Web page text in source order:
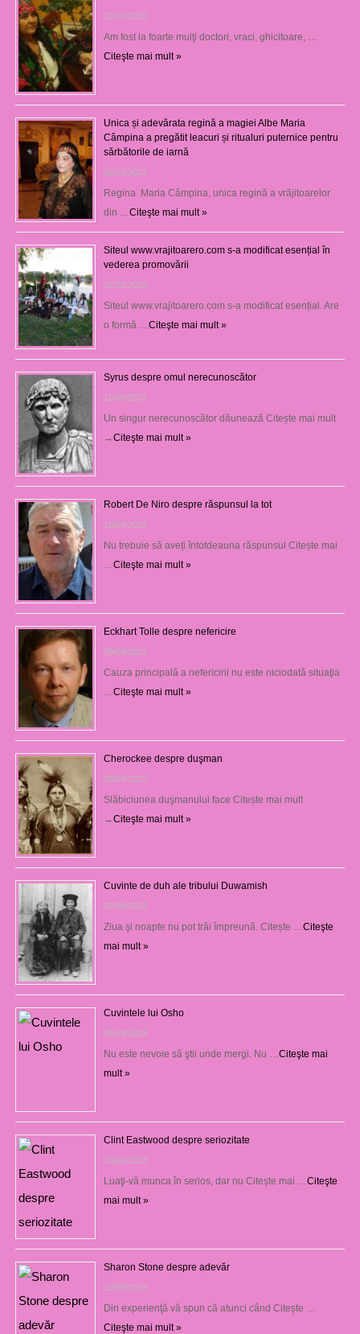
12/03/2025
Am fost la foarte mulţi doctori, vraci, ghicitoare, …
Citeşte mai mult »
Unica și adevărata regină a magiei Albe Maria
Câmpina a pregătit leacuri și ritualuri puternice pentru
sărbătorile de iarnă
26/12/2023
Regina Maria Câmpina, unica regină a vrăjitoarelor
din … Citeşte mai mult »
Siteul www.vrajitoarero.com s-a modificat esențial în
vederea promovării
07/12/2023
Siteul www.vrajitoarero.com s-a modificat esențial. Are
o formă … Citeşte mai mult »
Syrus despre omul nerecunoscător
11/09/2023
Un singur nerecunoscător dăunează Citește mai mult
→Citeşte mai mult »
Robert De Niro despre răspunsul la tot
10/09/2023
Nu trebuie să aveți întotdeauna răspunsul Citește mai
Citeşte mai mult »
Eckhart Tolle despre nefericire
09/09/2023
Cauza principală a nefericirii nu este niciodată situaţia
Citeşte mai mult »
Cherockee despre duşman
08/09/2023
Slăbiciunea duşmanului face Citește mai mult
→Citeşte mai mult »
Cuvinte de duh ale tribului Duwamish
07/09/2023
Ziua şi noapte nu pot trăi împreună. Citește … Citeşte
mai mult »
Cuvintele lui Osho
06/09/2023
Nu este nevoie să ştii unde mergi. Nu … Citeşte mai
mult »
Clint Eastwood despre seriozitate
23/08/2023
Luaţi-vă munca în serios, dar nu Citește mai … Citeşte
mai mult »
Sharon Stone despre adevăr
22/08/2023
Din experienţă vă spun că atunci când Citește …
Citeşte mai mult »